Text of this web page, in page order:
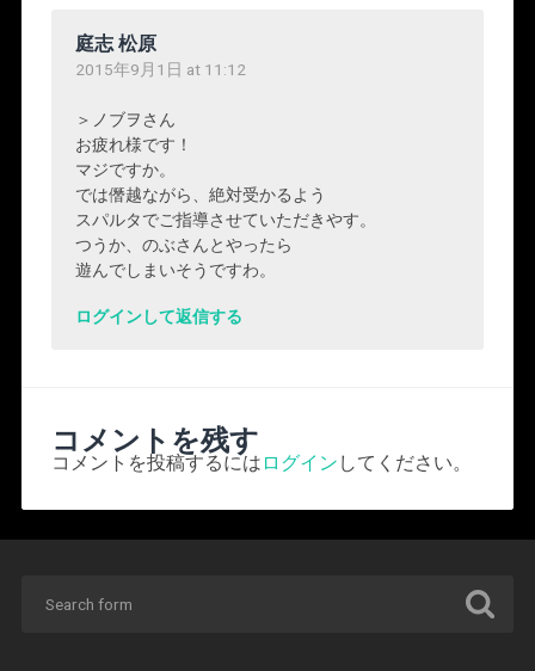
庭志 松原
2015年9月1日 at 11:12
＞ノブヲさん
お疲れ様です！
マジですか。
では僭越ながら、絶対受かるよう
スパルタでご指導させていただきやす。
つうか、のぶさんとやったら
遊んでしまいそうですわ。
ログインして返信する
コメントを残す
コメントを投稿するには ログイン してください。